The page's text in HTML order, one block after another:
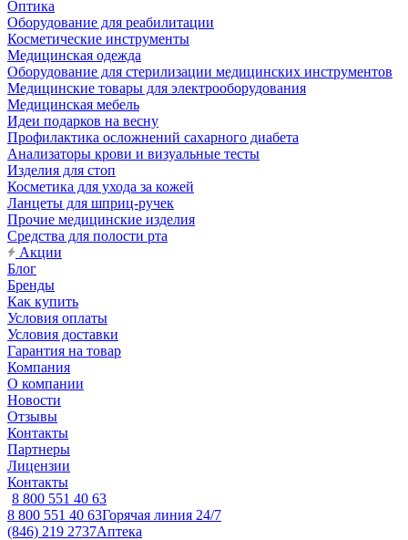
Оптика
Оборудование для реабилитации
Косметические инструменты
Медицинская одежда
Оборудование для стерилизации медицинских инструментов
Медицинские товары для электрооборудования
Медицинская мебель
Идеи подарков на весну
Профилактика осложнений сахарного диабета
Анализаторы крови и визуальные тесты
Изделия для стоп
Косметика для ухода за кожей
Ланцеты для шприц-ручек
Прочие медицинские изделия
Средства для полости рта
Акции
Блог
Бренды
Как купить
Условия оплаты
Условия доставки
Гарантия на товар
Компания
О компании
Новости
Отзывы
Контакты
Партнеры
Лицензии
Контакты
8 800 551 40 63
8 800 551 40 63Горячая линия 24/7
(846) 219 2737Аптека